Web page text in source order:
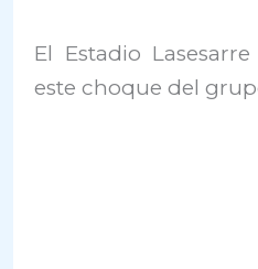
El Estadio
este choque del